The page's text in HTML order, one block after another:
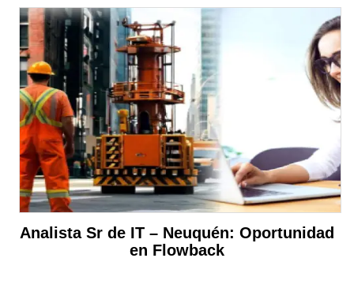
Analista Sr de IT – Neuquén: Oportunidad
en Flowback